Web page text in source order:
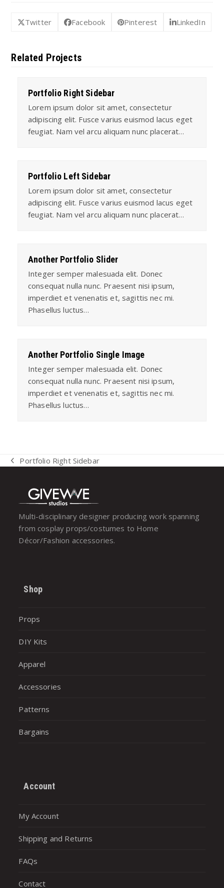
Twitter Facebook Pinterest LinkedIn
Related Projects
Portfolio Right Sidebar
Lorem ipsum dolor sit amet, consectetur
adipiscing elit. Fusce varius euismod lacus eget
feugiat. Nam vel arcu aliquam nunc placerat…
Portfolio Left Sidebar
Lorem ipsum dolor sit amet, consectetur
adipiscing elit. Fusce varius euismod lacus eget
feugiat. Nam vel arcu aliquam nunc placerat…
Another Portfolio Slider
Integer semper malesuada elit. Donec
consequat nulla nunc. Praesent nisi ipsum,
imperdiet et venenatis et, sagittis nec mi.
Phasellus luctus…
Another Portfolio Single Image
Integer semper malesuada elit. Donec
consequat nulla nunc. Praesent nisi ipsum,
imperdiet et venenatis et, sagittis nec mi.
Phasellus luctus…
previous
Portfolio Right Sidebar
Multi-disciplinary designer producing work spanning
from cosplay props/costumes to Home
Décor/Fashion accessories.
Shop
Props
DIY Kits
Apparel
Accessories
Patterns
Bargains
Account
My Account
Shipping and Returns
FAQs
Contact